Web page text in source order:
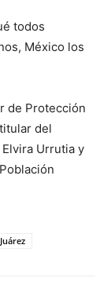
todos
México los
de Protección
del
Urrutia y
Juárez